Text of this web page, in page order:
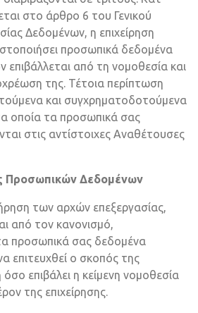
στο άρθρο 6 του Γενικού
Δεδομένων, η επιχείρηση
προσωπικά δεδομένα
επιβάλλεται από τη νομοθεσία και
της. Τέτοια περίπτωση
και συγχρηματοδοτούμενα
οποία τα προσωπικά σας
στις αντίστοιχες Αναθέτουσες
Προσωπικών Δεδομένων
των αρχών επεξεργασίας,
από τον κανονισμό,
προσωπικά σας δεδομένα
επιτευχθεί ο σκοπός της
επιβάλει η κείμενη νομοθεσία
της επιχείρησης.